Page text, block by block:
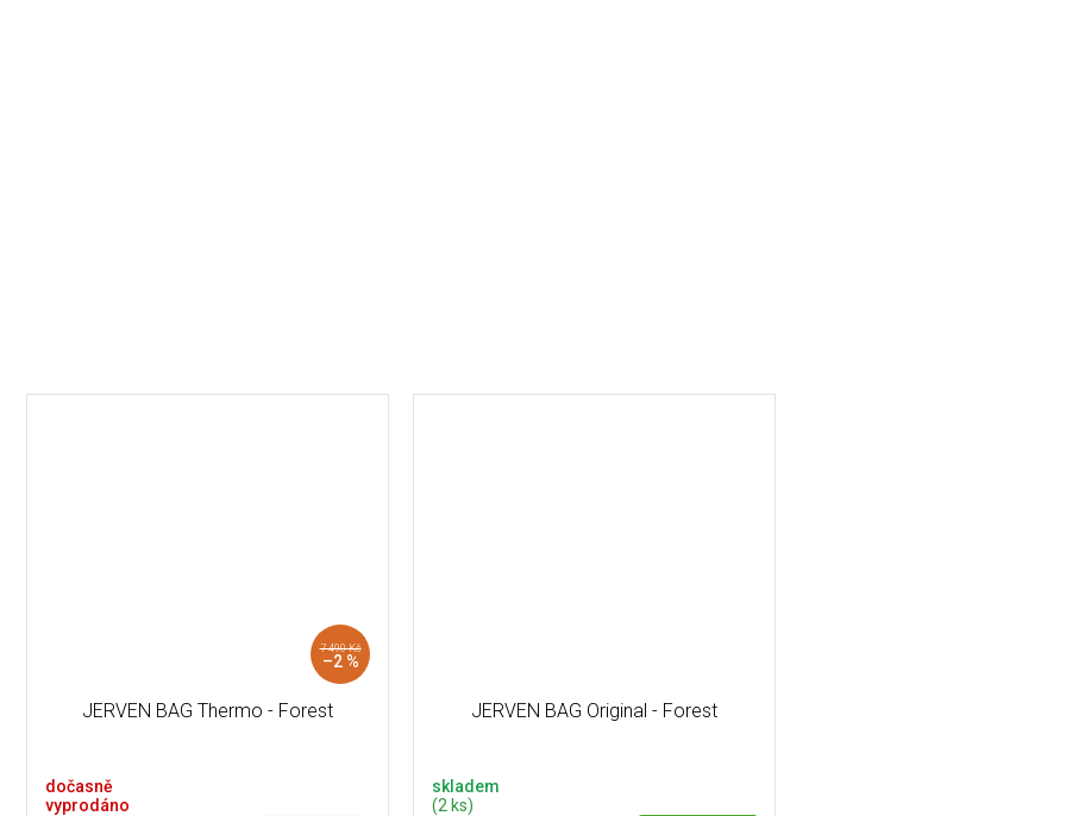
7 490 Kč
–2 %
JERVEN BAG Thermo - Forest
dočasně
vyprodáno
JERVEN BAG Original - Forest
skladem
(2 ks)